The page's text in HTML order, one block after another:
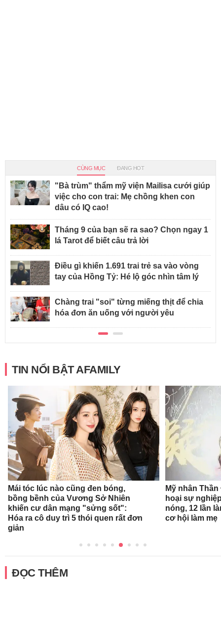
CÙNG MỤC ĐANG HOT
"Bà trùm" thẩm mỹ viện Mailisa cưới giúp
việc cho con trai: Mẹ chồng khen con
dâu có IQ cao!
Tháng 9 của bạn sẽ ra sao? Chọn ngay 1
lá Tarot để biết câu trả lời
Điều gì khiến 1.691 trai trẻ sa vào vòng
tay của Hồng Tỷ: Hé lộ góc nhìn tâm lý
Chàng trai "soi" từng miếng thịt để chia
hóa đơn ăn uống với người yêu
TIN NỔI BẬT AFAMILY
Mái tóc lúc nào cũng đen bóng,
bồng bềnh của Vương Sở Nhiên
khiến cư dân mạng "sửng sốt":
Hóa ra cô duy trì 5 thói quen rất đơn
giản
Mỹ nhân
hoại sự
nóng, 12 lần
cơ hội làm mẹ
ĐỌC THÊM